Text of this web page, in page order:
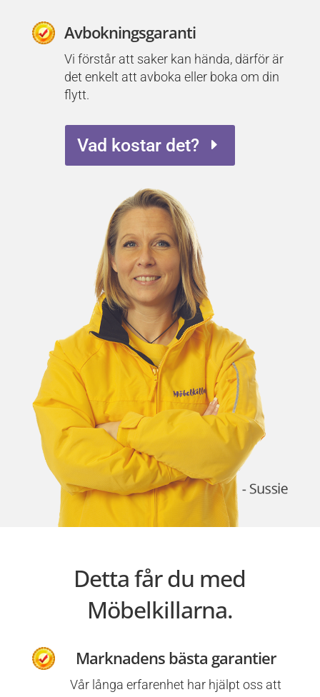
Avbokningsgaranti
Vi förstår att saker kan hända, därför är
det enkelt att avboka eller boka om din
flytt.
Vad kostar det?
Detta får du med
Möbelkillarna.
Marknadens bästa garantier
Vår långa erfarenhet har hjälpt oss att